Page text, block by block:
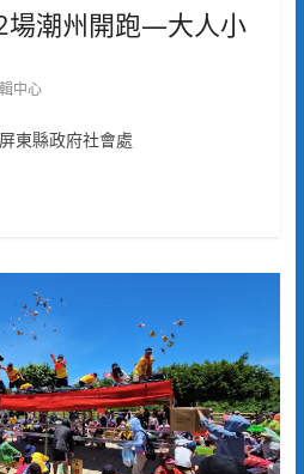
場潮州開跑—大人小
中心
縣政府社會處